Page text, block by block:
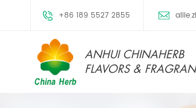
+86 189 5527 2855
ANHUI CHINAHERB
FLAVORS &